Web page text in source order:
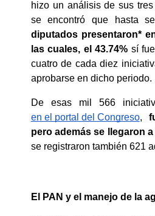
hizo un análisis de sus
se encontró que hasta
diputados presentaron*
las cuales, el 43.74% sí
cuatro de cada diez
aprobarse en dicho periodo.
De esas mil 566
en el portal del Congreso,
pero además se llegaron
se registraron también 621
El PAN y el manejo de la